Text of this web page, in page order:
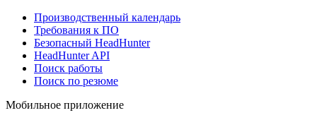
Производственный календарь
Требования к ПО
Безопасный HeadHunter
HeadHunter API
Поиск работы
Поиск по резюме
Мобильное приложение